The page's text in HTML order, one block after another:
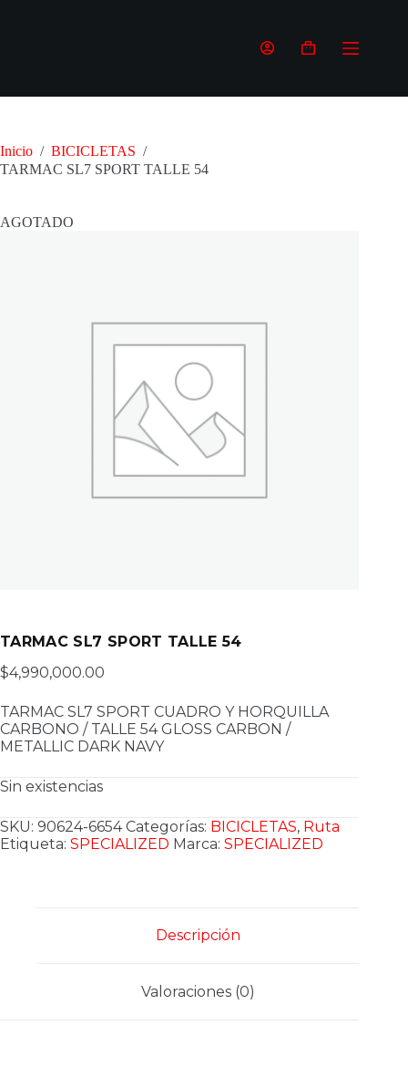
Carro
Inicio / BICICLETAS /
TARMAC SL7 SPORT TALLE 54
AGOTADO
TARMAC SL7 SPORT TALLE 54
$4,990,000.00
TARMAC SL7 SPORT CUADRO Y HORQUILLA
CARBONO / TALLE 54 GLOSS CARBON /
METALLIC DARK NAVY
Sin existencias
SKU: 90624-6654 Categorías: BICICLETAS, Ruta
Etiqueta: SPECIALIZED Marca: SPECIALIZED
Descripción
Valoraciones (0)